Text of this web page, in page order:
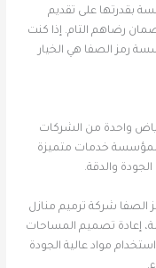
بقدرتها على تقديم
رضاهم التام. إذا كنت
رمز الصفا هي الخيار
واحدة من الشركات
المؤسسة خدمات متميزة
والدقة.
شركة ترميم منازل
إعادة تصميم المساحات
مواد عالية الجودة